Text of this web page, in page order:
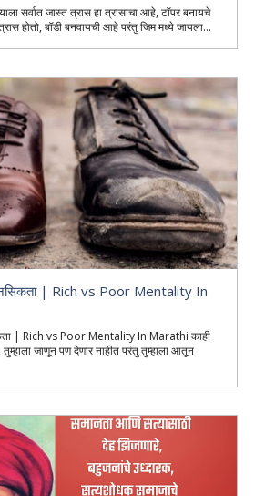
सर्वात जास्त त्रास हा त्रासाचा आहे, टॉपर बनायचे
होतो, बॉडी बनवायची आहे परंतु जिम मध्ये जायला...
| Rich vs Poor Mentality In
| Rich vs Poor Mentality In Marathi काही
जाणून पण देणार नाहीत परंतु तुम्हाला आतून